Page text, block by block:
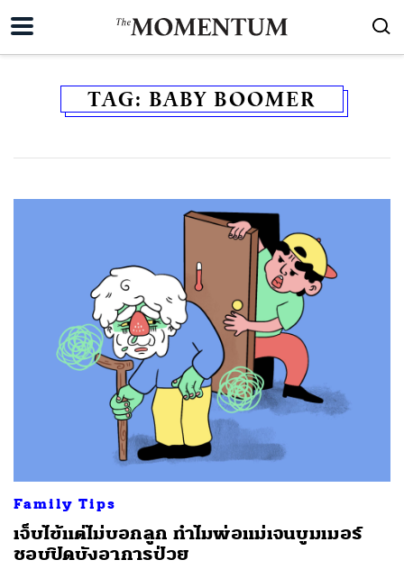
TAG: BABY BOOMER
Family Tips
เจ็บไข้แต่ไม่บอกลูก ทำไมพ่อแม่เจนบูมเมอร์
ชอบปิดบังอาการป่วย